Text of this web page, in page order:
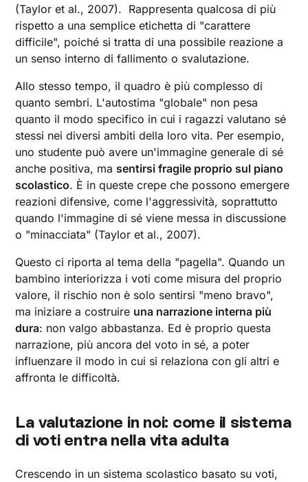
(Taylor et al., 2007). Rappresenta qualcosa di più
rispetto a una semplice etichetta di "carattere
difficile", poiché si tratta di una possibile reazione a
un senso interno di fallimento o svalutazione.
Allo stesso tempo, il quadro è più complesso di
quanto sembri. L'autostima "globale" non pesa
quanto il modo specifico in cui i ragazzi valutano sé
stessi nei diversi ambiti della loro vita. Per esempio,
uno studente può avere un'immagine generale di sé
anche positiva, ma sentirsi fragile proprio sul piano
scolastico. È in queste crepe che possono emergere
reazioni difensive, come l'aggressività, soprattutto
quando l'immagine di sé viene messa in discussione
o "minacciata" (Taylor et al., 2007).
Questo ci riporta al tema della "pagella". Quando un
bambino interiorizza i voti come misura del proprio
valore, il rischio non è solo sentirsi "meno bravo",
ma iniziare a costruire una narrazione interna più
dura: non valgo abbastanza. Ed è proprio questa
narrazione, più ancora del voto in sé, a poter
influenzare il modo in cui si relaziona con gli altri e
affronta le difficoltà.
La valutazione in noi: come il sistema
di voti entra nella vita adulta
Crescendo in un sistema scolastico basato su voti,